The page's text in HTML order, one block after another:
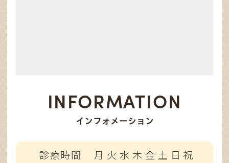
INFORMATION
インフォメーション
診療時間 月 火 水 木 金 土 日 祝